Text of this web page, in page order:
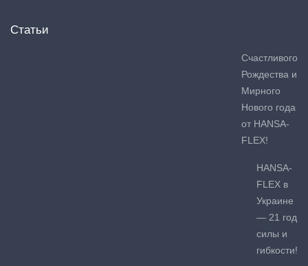
Статьи
Счастливого
Рождества и
Мирного
Нового года
от HANSA-
FLEX!
HANSA-
FLEX в
Украине
— 21 год
силы и
гибкости!